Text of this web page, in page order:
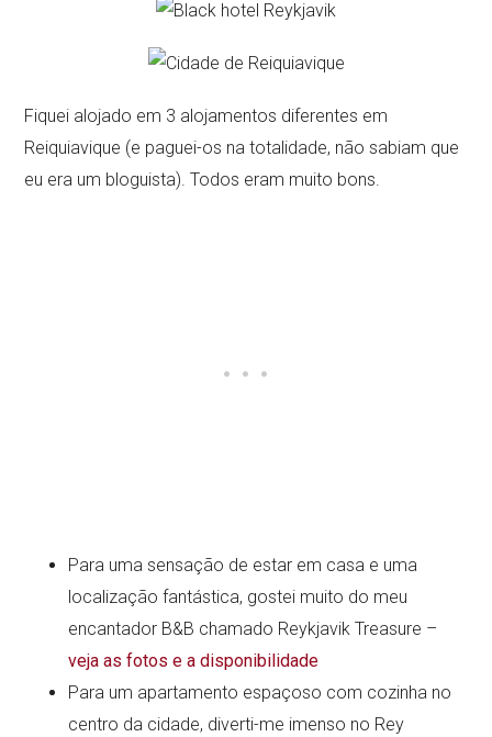
Fiquei alojado em 3 alojamentos diferentes em
Reiquiavique (e paguei-os na totalidade, não sabiam que
eu era um bloguista). Todos eram muito bons.
Para uma sensação de estar em casa e uma
localização fantástica, gostei muito do meu
encantador B&B chamado Reykjavik Treasure –
veja as fotos e a disponibilidade
Para um apartamento espaçoso com cozinha no
centro da cidade, diverti-me imenso no Rey